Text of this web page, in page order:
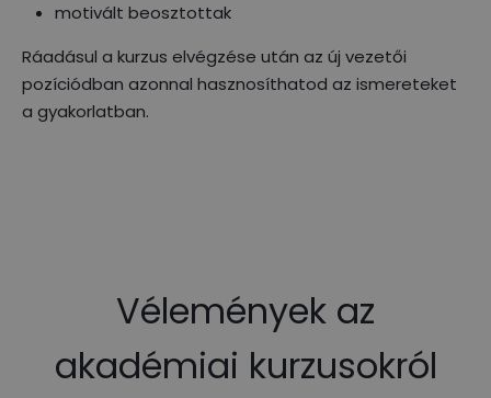
motivált beosztottak
Ráadásul a kurzus elvégzése után az új vezetői
pozíciódban azonnal hasznosíthatod az ismereteket
a gyakorlatban.
Vélemények az
akadémiai kurzusokról